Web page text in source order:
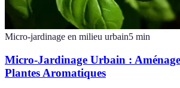
Micro-jardinage en milieu urbain5 min
Micro-Jardinage Urbain :
Plantes Aromatiques